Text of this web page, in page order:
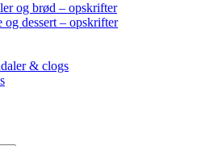
og brød – opskrifter
og dessert – opskrifter
& clogs